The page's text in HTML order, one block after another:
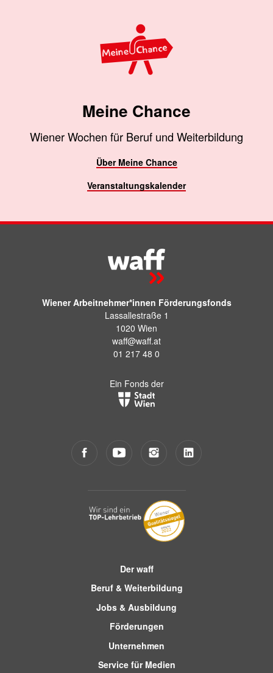
Meine Chance
Wiener Wochen für Beruf und Weiterbildung
Über Meine Chance
Veranstaltungskalender
Wiener Arbeitnehmer*innen Förderungsfonds
Lassallestraße 1
1020 Wien
waff@waff.at
01 217 48 0
Ein Fonds der
Der waff
Beruf & Weiterbildung
Jobs & Ausbildung
Förderungen
Unternehmen
Service für Medien